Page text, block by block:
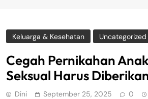
Keluarga & Kesehatan Uncategorized
Cegah Pernikahan
Seksual Harus
Dini September 25, 2025 0